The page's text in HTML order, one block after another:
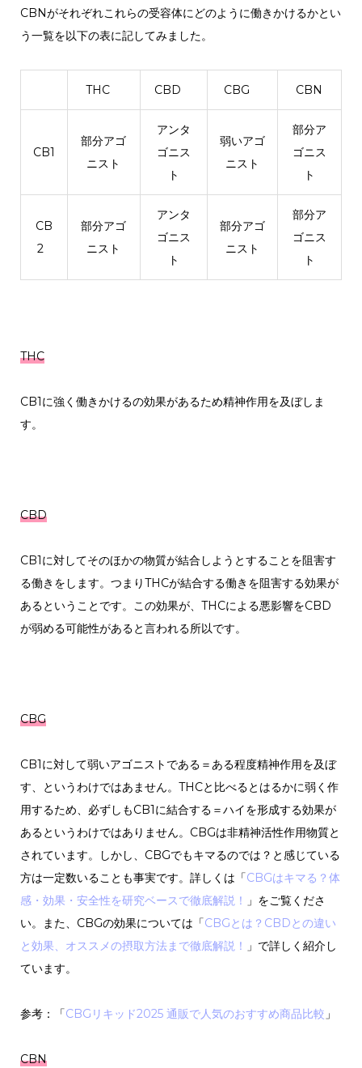
CBNがそれぞれこれらの受容体にどのように働きかけるかとい
う一覧を以下の表に記してみました。
THC CBD CBG CBN
CB1
部分アゴ
ニスト
アンタ
ゴニス
ト
弱いアゴ
ニスト
部分ア
ゴニス
ト
CB
2
部分アゴ
ニスト
アンタ
ゴニス
ト
部分アゴ
ニスト
部分ア
ゴニス
ト
THC
CB1に強く働きかけるの効果があるため精神作用を及ぼしま
す。
CBD
CB1に対してそのほかの物質が結合しようとすることを阻害す
る働きをします。つまりTHCが結合する働きを阻害する効果が
あるということです。この効果が、THCによる悪影響をCBD
が弱める可能性があると言われる所以です。
CBG
CB1に対して弱いアゴニストである＝ある程度精神作用を及ぼ
す、というわけではあません。THCと比べるとはるかに弱く作
用するため、必ずしもCB1に結合する＝ハイを形成する効果が
あるというわけではありません。CBGは非精神活性作用物質と
されています。しかし、CBGでもキマるのでは？と感じている
方は一定数いることも事実です。詳しくは「CBGはキマる？体
感・効果・安全性を研究ベースで徹底解説！
」をご覧くださ
い。また、CBGの効果については「CBGとは？CBDとの違い
と効果、オススメの摂取方法まで徹底解説！
」で詳しく紹介し
ています。
参考：「CBGリキッド2025 通販で人気のおすすめ商品比較 」
CBN